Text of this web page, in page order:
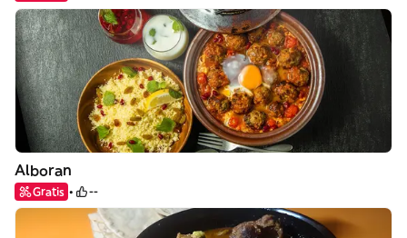
Alboran
Gratis --